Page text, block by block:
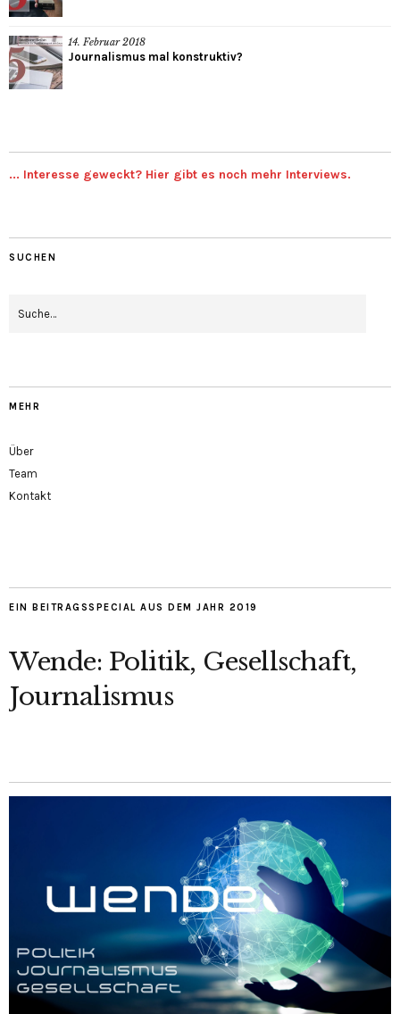
14. Februar 2018
Journalismus mal konstruktiv?
... Interesse geweckt? Hier gibt es noch mehr Interviews.
SUCHEN
MEHR
Über
Team
Kontakt
EIN BEITRAGSSPECIAL AUS DEM JAHR 2019
Wende: Politik, Gesellschaft,
Journalismus